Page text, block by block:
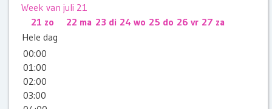
Week van juli 21
21 zo 22 ma 23 di 24 wo 25 do 26 vr 27 za
Hele dag
00:00
01:00
02:00
03:00